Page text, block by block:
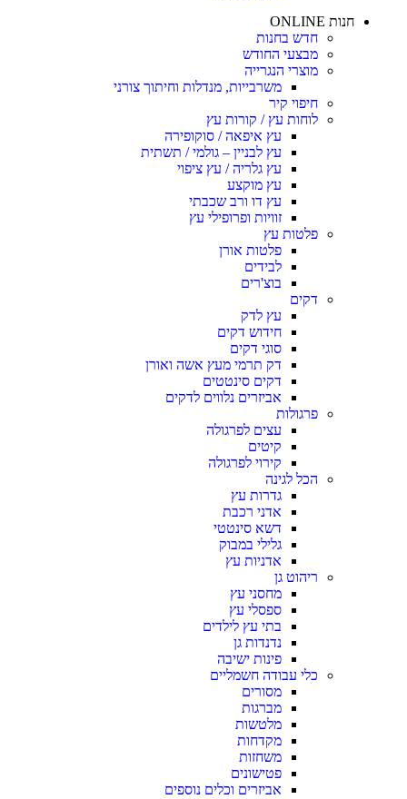
חנות ONLINE
חדש בחנות
מבצעי החודש
מוצרי הנגרייה
משרבייות, מנדלות וחיתוך צורני
חיפוי קיר
לוחות עץ / קורות עץ
עץ איפאה / סוקופירה
עץ לבניין – גולמי / תשתית
עץ גלריה / עץ ציפוי
עץ מוקצע
עץ דו ורב שכבתי
זוויות ופרופילי עץ
פלטות עץ
פלטות אורן
לבידים
בוצ'רים
דקים
עץ לדק
חידוש דקים
סוגי דקים
דק תרמי מעץ אשה ואורן
דקים סינטטים
אביזרים נלווים לדקים
פרגולות
עצים לפרגולה
קיטים
קירוי לפרגולה
הכל לגינה
גדרות עץ
אדני רכבת
דשא סינטטי
גלילי במבוק
אדניות עץ
ריהוט גן
מחסני עץ
ספסלי עץ
בתי עץ לילדים
נדנדות גן
פינות ישיבה
כלי עבודה חשמליים
מסורים
מברגות
מלטשות
מקדחות
משחזות
פטישונים
אביזרים וכלים נוספים